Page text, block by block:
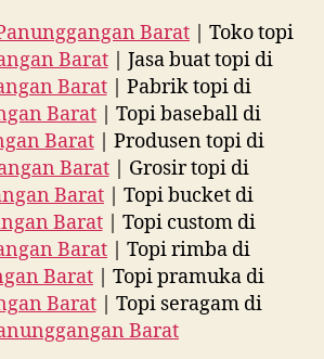
Barat | Toko topi
Barat| Jasa buat topi di
Barat| Pabrik topi di
Barat | Topi baseball di
Barat| Produsen topi di
Barat| Grosir topi di
Barat | Topi bucket di
Barat| Topi custom di
Barat | Topi rimba di
Barat | Topi pramuka di
Barat| Topi seragam di
Barat